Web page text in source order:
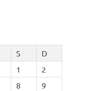
S
D
1
2
8
9